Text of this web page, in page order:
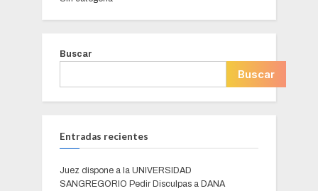
Buscar
Buscar
Entradas recientes
Juez dispone a la UNIVERSIDAD
SANGREGORIO Pedir Disculpas a DANA